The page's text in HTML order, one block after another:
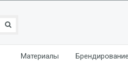
Материалы Брендирование